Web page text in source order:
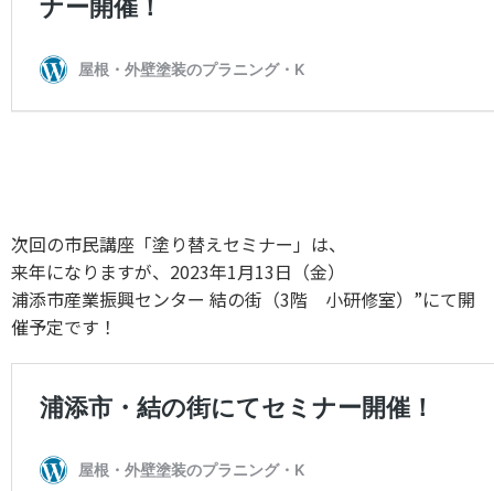
次回の市民講座「塗り替えセミナー」は、
来年になりますが、2023年1月13日（金）
浦添市産業振興センター 結の街（3階 小研修室）”にて開
催予定です！